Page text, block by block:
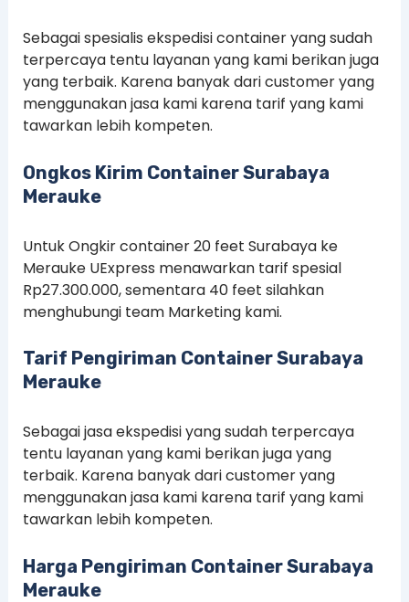
Sebagai spesialis ekspedisi container yang sudah
terpercaya tentu layanan yang kami berikan juga
yang terbaik. Karena banyak dari customer yang
menggunakan jasa kami karena tarif yang kami
tawarkan lebih kompeten.
Ongkos Kirim Container Surabaya
Merauke
Untuk Ongkir container 20 feet Surabaya ke
Merauke UExpress menawarkan tarif spesial
Rp27.300.000, sementara 40 feet silahkan
menghubungi team Marketing kami.
Tarif Pengiriman Container Surabaya
Merauke
Sebagai jasa ekspedisi yang sudah terpercaya
tentu layanan yang kami berikan juga yang
terbaik. Karena banyak dari customer yang
menggunakan jasa kami karena tarif yang kami
tawarkan lebih kompeten.
Harga Pengiriman Container Surabaya
Merauke